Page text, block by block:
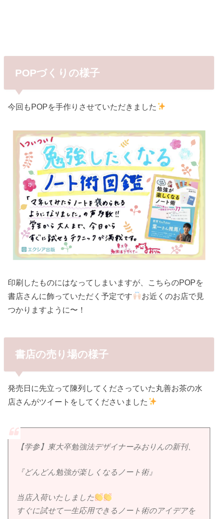
POPづくりの様子
今回もPOPを手作りさせていただきました
印刷したものにはなってしまいますが、こちらのPOPを
書店さんに飾っていただく予定です
お近くのお店で見
つかりますように〜！
書店の売り場の様子
発売日に先立って陳列してくださっていた丸善お茶の水
店さんがツイートをしてくださいました
【学参】東大卒勉強法デザイナーみおりんの新刊、
『どんどん勉強が楽しくなるノート術』
当店入荷いたしました
すぐに試せて一生応用できるノート術のアイデアを